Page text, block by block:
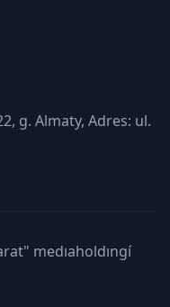
g. Almaty, Adres: ul.
medıaholdıngí